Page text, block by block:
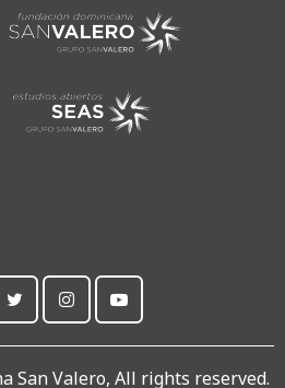
San Valero, All rights reserved.